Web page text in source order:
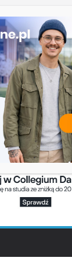
rekrutacja na
Jana
–
w
– Uniwersytet
w